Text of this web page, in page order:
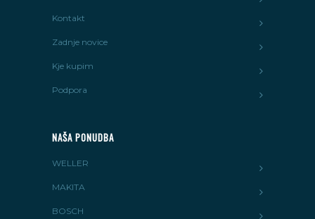
Kontakt
Zadnje novice
Kje kupim
Podpora
NAŠA PONUDBA
WELLER
MAKITA
BOSCH